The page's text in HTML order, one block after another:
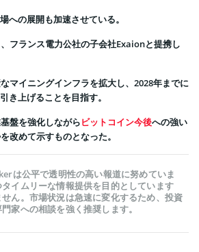
への展開も加速させている。
フランス電力公社の子会社Exaionと提携し
マイニングインフラを拡大し、2028年までに
き上げることを目指す。
盤を強化しながらビットコイン今後への強い
改めて示すものとなった。
は公平で透明性の高い報道に努めていま
イムリーな情報提供を目的としています
ん。市場状況は急速に変化するため、投資
家への相談を強く推奨します。